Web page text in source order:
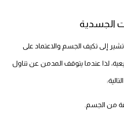
تشير إلى تكيف الجسم والاعتماد على
لذا عندما يتوقف المدمن عن تناول
من الجسم.